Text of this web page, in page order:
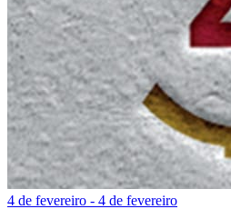
4 de fevereiro - 4 de fevereiro